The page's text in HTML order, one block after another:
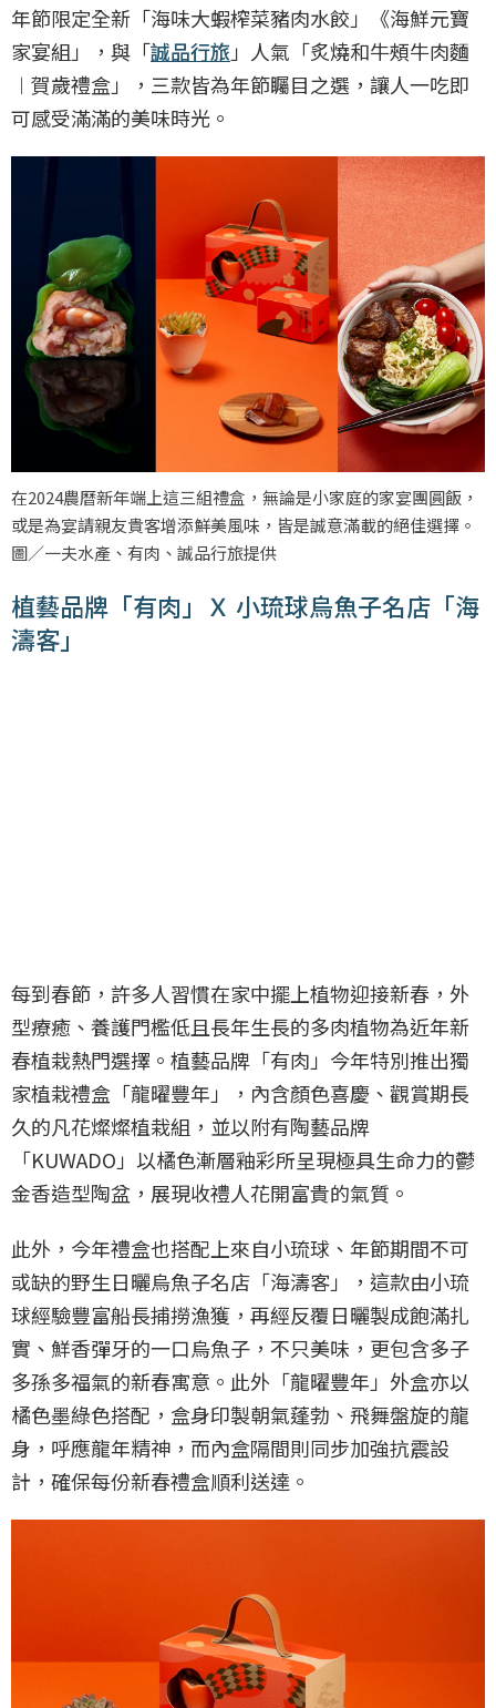
年節限定全新「海味大蝦榨菜豬肉水餃」《海鮮元寶
家宴組」，與「誠品行旅 」人氣「炙燒和牛頰牛肉麵
︱賀歲禮盒」，三款皆為年節矚目之選，讓人一吃即
可感受滿滿的美味時光。
在2024農曆新年端上這三組禮盒，無論是小家庭的家宴團圓飯，
或是為宴請親友貴客增添鮮美風味，皆是誠意滿載的絕佳選擇。
圖／一夫水產、有肉、誠品行旅提供
植藝品牌「有肉」Ｘ 小琉球烏魚子名店「海
濤客」
每到春節，許多人習慣在家中擺上植物迎接新春，外
型療癒、養護門檻低且長年生長的多肉植物為近年新
春植栽熱門選擇。植藝品牌「有肉」今年特別推出獨
家植栽禮盒「龍曜豐年」，內含顏色喜慶、觀賞期長
久的凡花燦燦植栽組，並以附有陶藝品牌
「KUWADO」以橘色漸層釉彩所呈現極具生命力的鬱
金香造型陶盆，展現收禮人花開富貴的氣質。
此外，今年禮盒也搭配上來自小琉球、年節期間不可
或缺的野生日曬烏魚子名店「海濤客」，這款由小琉
球經驗豐富船長捕撈漁獲，再經反覆日曬製成飽滿扎
實、鮮香彈牙的一口烏魚子，不只美味，更包含多子
多孫多福氣的新春寓意。此外「龍曜豐年」外盒亦以
橘色墨綠色搭配，盒身印製朝氣蓬勃、飛舞盤旋的龍
身，呼應龍年精神，而內盒隔間則同步加強抗震設
計，確保每份新春禮盒順利送達。